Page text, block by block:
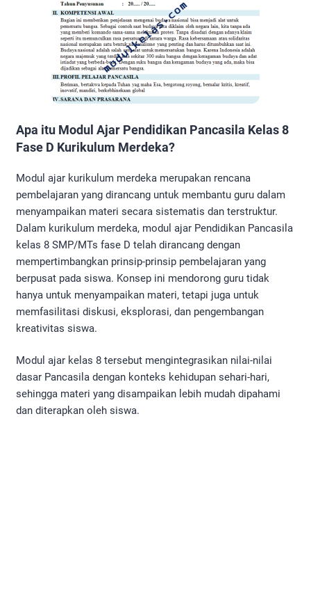
Apa itu Modul Ajar Pendidikan Pancasila Kelas 8
Fase D Kurikulum Merdeka?
Modul ajar kurikulum merdeka merupakan rencana
pembelajaran yang dirancang untuk membantu guru dalam
menyampaikan materi secara sistematis dan terstruktur.
Dalam kurikulum merdeka, modul ajar Pendidikan Pancasila
kelas 8 SMP/MTs fase D telah dirancang dengan
mempertimbangkan prinsip-prinsip pembelajaran yang
berpusat pada siswa. Konsep ini mendorong guru tidak
hanya untuk menyampaikan materi, tetapi juga untuk
memfasilitasi diskusi, eksplorasi, dan pengembangan
kreativitas siswa.
Modul ajar kelas 8 tersebut mengintegrasikan nilai-nilai
dasar Pancasila dengan konteks kehidupan sehari-hari,
sehingga materi yang disampaikan lebih mudah dipahami
dan diterapkan oleh siswa.